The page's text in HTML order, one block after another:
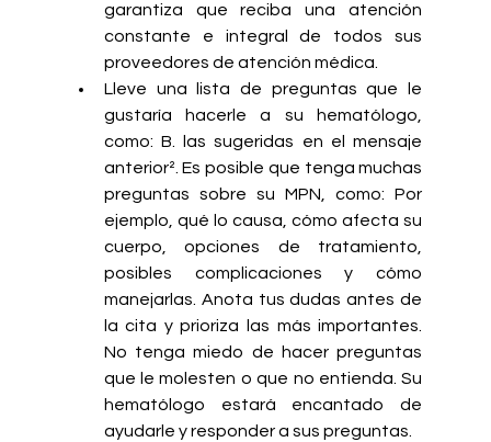
garantiza que reciba una atención
constante e integral de todos sus
proveedores de atención médica.
Lleve una lista de preguntas que le
gustaría hacerle a su hematólogo,
como: B. las sugeridas en el mensaje
anterior². Es posible que tenga muchas
preguntas sobre su MPN, como: Por
ejemplo, qué lo causa, cómo afecta su
cuerpo, opciones de tratamiento,
posibles complicaciones y cómo
manejarlas. Anota tus dudas antes de
la cita y prioriza las más importantes.
No tenga miedo de hacer preguntas
que le molesten o que no entienda. Su
hematólogo estará encantado de
ayudarle y responder a sus preguntas.